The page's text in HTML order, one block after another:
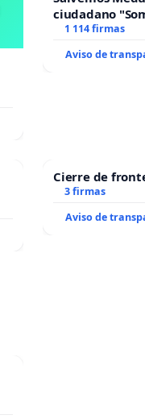
ciudadano
1 114 firmas
Aviso de
Cierre de
3 firmas
Aviso de